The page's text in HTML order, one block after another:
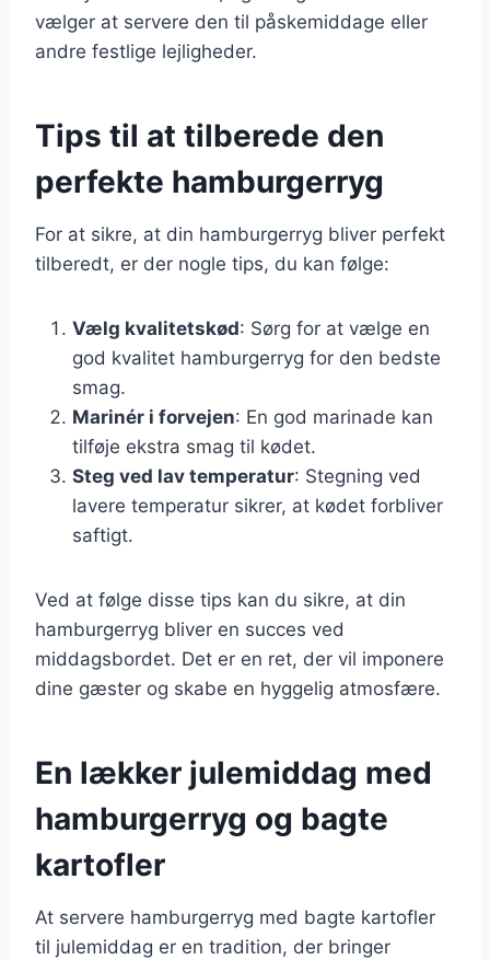
vælger at servere den til påskemiddage eller
andre festlige lejligheder.
Tips til at tilberede den
perfekte hamburgerryg
For at sikre, at din hamburgerryg bliver perfekt
tilberedt, er der nogle tips, du kan følge:
Vælg kvalitetskød: Sørg for at vælge en
god kvalitet hamburgerryg for den bedste
smag.
Marinér i forvejen: En god marinade kan
tilføje ekstra smag til kødet.
Steg ved lav temperatur: Stegning ved
lavere temperatur sikrer, at kødet forbliver
saftigt.
Ved at følge disse tips kan du sikre, at din
hamburgerryg bliver en succes ved
middagsbordet. Det er en ret, der vil imponere
dine gæster og skabe en hyggelig atmosfære.
En lækker julemiddag med
hamburgerryg og bagte
kartofler
At servere hamburgerryg med bagte kartofler
til julemiddag er en tradition, der bringer